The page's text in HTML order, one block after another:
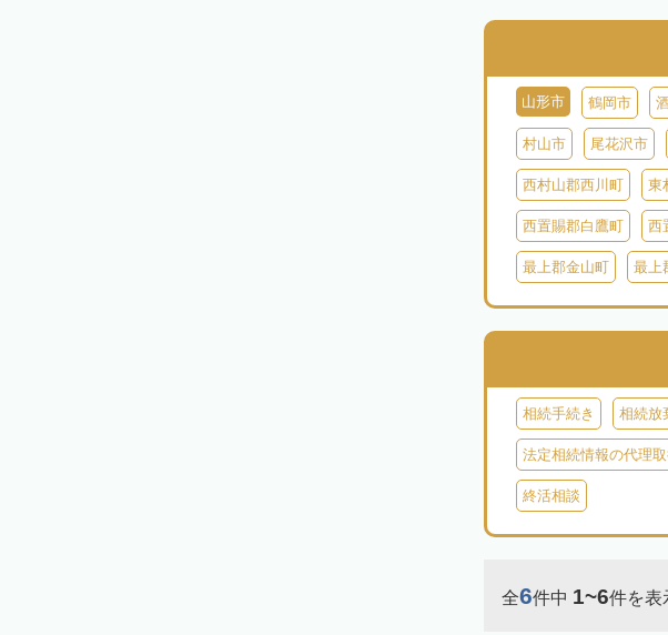
山形市 鶴岡市
村山市 尾花沢市
西村山郡西川町 東
西置賜郡白鷹町 西
最上郡金山町 最上
相続手続き 相続放
法定相続情報の代理
終活相談
全6件中 1~6件を表